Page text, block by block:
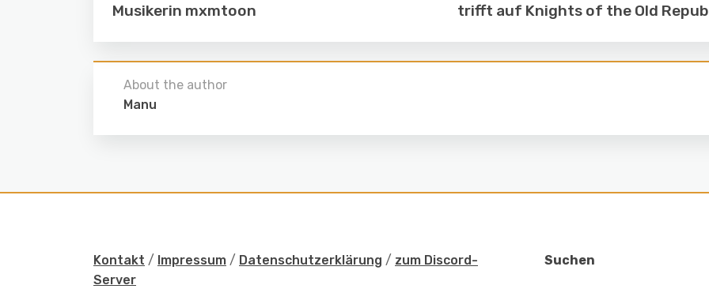
Musikerin mxmtoon
trifft auf Knights of the Old
About the author
Manu
Kontakt / Impressum / Datenschutzerklärung / zum Discord-
Server
Suchen